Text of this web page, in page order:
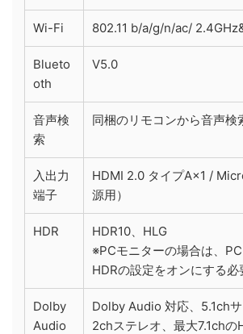
Wi-Fi 802.11 b/a/g/n/ac/
Blueto
oth
V5.0
音声検
索
同梱のリモコンから音声検
入出力
端子
HDMI 2.0 タイプA×1 /
源用）
HDR
HDR10、HLG
※PCモニターの場合は、
HDRの設定をオンにする必
Dolby
Audio
Dolby Audio 対応、5.1chサ
2chステレオ、最大7.1chの